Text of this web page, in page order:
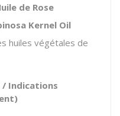
de Rose
Kernel Oil
huiles végétales de
/ Indications